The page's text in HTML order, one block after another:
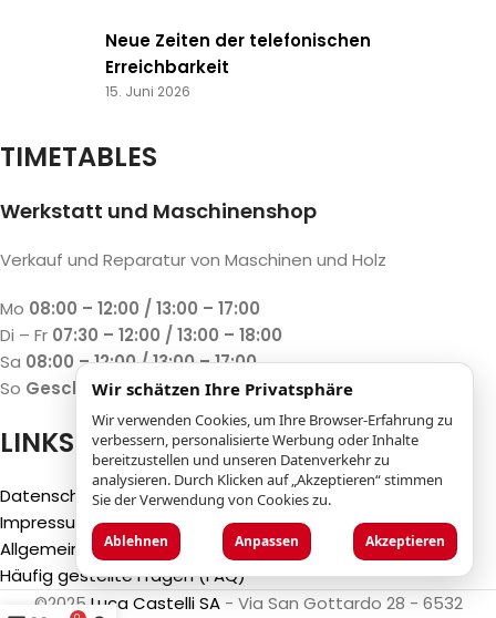
Neue Zeiten der telefonischen
Erreichbarkeit
15. Juni 2026
TIMETABLES
Werkstatt und Maschinenshop
Verkauf und Reparatur von Maschinen und Holz
Mo 08:00 – 12:00 / 13:00 – 17:00
Di – Fr 07:30 – 12:00 / 13:00 – 18:00
Sa 08:00 – 12:00 / 13:00 – 17:00
So Geschlossen
LINKS
Datenschutzbestimmungen
Impressum
Allgemeine Geschäftsbedingungen (AGB)
Häufig gestellte Fragen (FAQ)
©2025 Luca Castelli SA- Via San Gottardo 28 - 6532
Wir schätzen Ihre Privatsphäre
Wir verwenden Cookies, um Ihre Browser-Erfahrung zu
verbessern, personalisierte Werbung oder Inhalte
bereitzustellen und unseren Datenverkehr zu
analysieren. Durch Klicken auf „Akzeptieren“ stimmen
Sie der Verwendung von Cookies zu.
Ablehnen Anpassen Akzeptieren